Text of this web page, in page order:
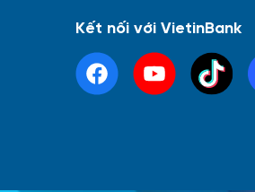
Kết nối với VietinBank